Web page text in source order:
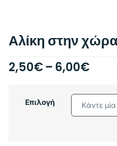
Αλίκη στην
2,50€– 6,00€
Επιλογή